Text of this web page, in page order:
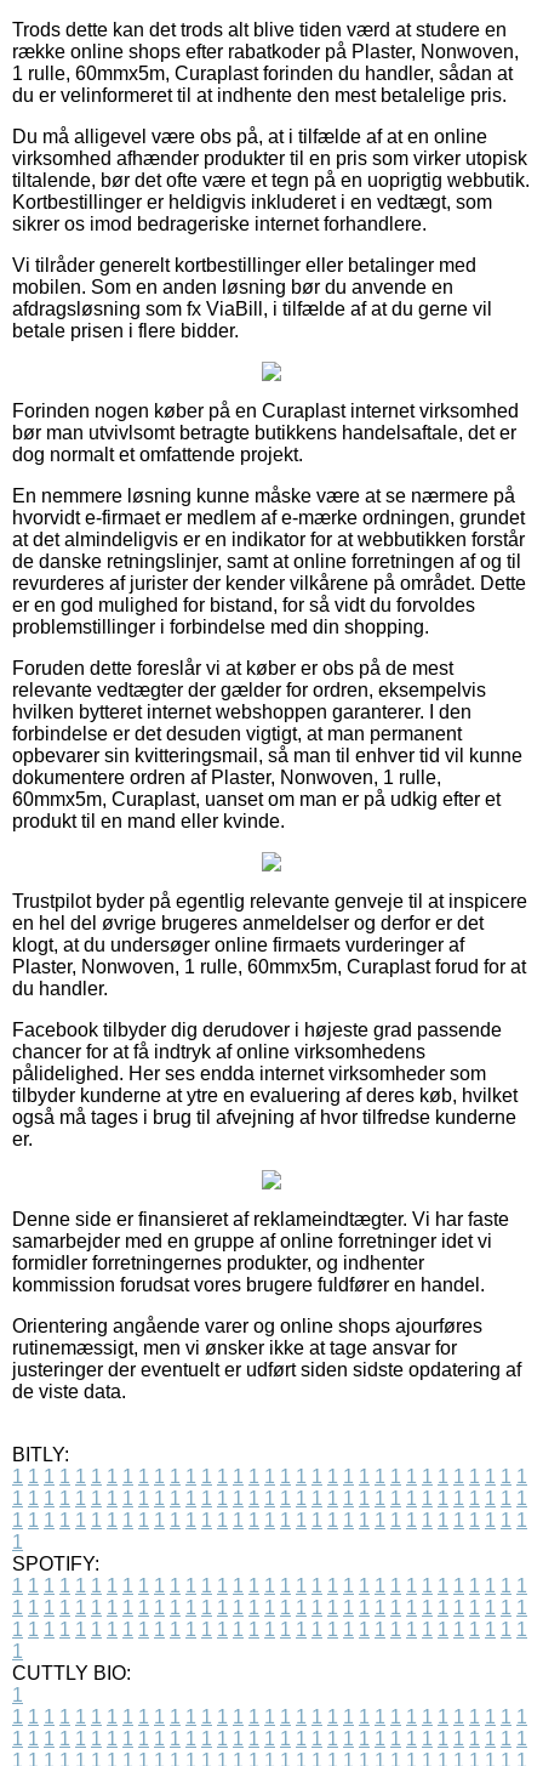
Trods dette kan det trods alt blive tiden værd at studere en
række online shops efter rabatkoder på Plaster, Nonwoven,
1 rulle, 60mmx5m, Curaplast forinden du handler, sådan at
du er velinformeret til at indhente den mest betalelige pris.
Du må alligevel være obs på, at i tilfælde af at en online
virksomhed afhænder produkter til en pris som virker utopisk
tiltalende, bør det ofte være et tegn på en uoprigtig webbutik.
Kortbestillinger er heldigvis inkluderet i en vedtægt, som
sikrer os imod bedrageriske internet forhandlere.
Vi tilråder generelt kortbestillinger eller betalinger med
mobilen. Som en anden løsning bør du anvende en
afdragsløsning som fx ViaBill, i tilfælde af at du gerne vil
betale prisen i flere bidder.
Forinden nogen køber på en Curaplast internet virksomhed
bør man utvivlsomt betragte butikkens handelsaftale, det er
dog normalt et omfattende projekt.
En nemmere løsning kunne måske være at se nærmere på
hvorvidt e-firmaet er medlem af e-mærke ordningen, grundet
at det almindeligvis er en indikator for at webbutikken forstår
de danske retningslinjer, samt at online forretningen af og til
revurderes af jurister der kender vilkårene på området. Dette
er en god mulighed for bistand, for så vidt du forvoldes
problemstillinger i forbindelse med din shopping.
Foruden dette foreslår vi at køber er obs på de mest
relevante vedtægter der gælder for ordren, eksempelvis
hvilken bytteret internet webshoppen garanterer. I den
forbindelse er det desuden vigtigt, at man permanent
opbevarer sin kvitteringsmail, så man til enhver tid vil kunne
dokumentere ordren af Plaster, Nonwoven, 1 rulle,
60mmx5m, Curaplast, uanset om man er på udkig efter et
produkt til en mand eller kvinde.
Trustpilot byder på egentlig relevante genveje til at inspicere
en hel del øvrige brugeres anmeldelser og derfor er det
klogt, at du undersøger online firmaets vurderinger af
Plaster, Nonwoven, 1 rulle, 60mmx5m, Curaplast forud for at
du handler.
Facebook tilbyder dig derudover i højeste grad passende
chancer for at få indtryk af online virksomhedens
pålidelighed. Her ses endda internet virksomheder som
tilbyder kunderne at ytre en evaluering af deres køb, hvilket
også må tages i brug til afvejning af hvor tilfredse kunderne
er.
Denne side er finansieret af reklameindtægter. Vi har faste
samarbejder med en gruppe af online forretninger idet vi
formidler forretningernes produkter, og indhenter
kommission forudsat vores brugere fuldfører en handel.
Orientering angående varer og online shops ajourføres
rutinemæssigt, men vi ønsker ikke at tage ansvar for
justeringer der eventuelt er udført siden sidste opdatering af
de viste data.
BITLY:
1 1 1 1 1 1 1 1 1 1 1 1 1 1 1 1 1 1 1 1 1 1 1 1 1 1 1 1 1 1 1 1 1
1 1 1 1 1 1 1 1 1 1 1 1 1 1 1 1 1 1 1 1 1 1 1 1 1 1 1 1 1 1 1 1 1
1 1 1 1 1 1 1 1 1 1 1 1 1 1 1 1 1 1 1 1 1 1 1 1 1 1 1 1 1 1 1 1 1
1
SPOTIFY:
1 1 1 1 1 1 1 1 1 1 1 1 1 1 1 1 1 1 1 1 1 1 1 1 1 1 1 1 1 1 1 1 1
1 1 1 1 1 1 1 1 1 1 1 1 1 1 1 1 1 1 1 1 1 1 1 1 1 1 1 1 1 1 1 1 1
1 1 1 1 1 1 1 1 1 1 1 1 1 1 1 1 1 1 1 1 1 1 1 1 1 1 1 1 1 1 1 1 1
1
CUTTLY BIO:
1
1 1 1 1 1 1 1 1 1 1 1 1 1 1 1 1 1 1 1 1 1 1 1 1 1 1 1 1 1 1 1 1 1
1 1 1 1 1 1 1 1 1 1 1 1 1 1 1 1 1 1 1 1 1 1 1 1 1 1 1 1 1 1 1 1 1
1 1 1 1 1 1 1 1 1 1 1 1 1 1 1 1 1 1 1 1 1 1 1 1 1 1 1 1 1 1 1 1 1